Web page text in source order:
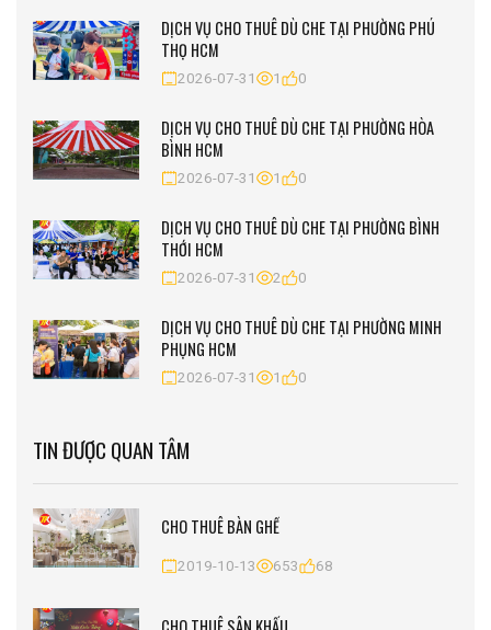
DỊCH VỤ CHO THUÊ DÙ CHE TẠI PHƯỜNG PHÚ
THỌ HCM
2026-07-31 1 0
DỊCH VỤ CHO THUÊ DÙ CHE TẠI PHƯỜNG HÒA
BÌNH HCM
2026-07-31 1 0
DỊCH VỤ CHO THUÊ DÙ CHE TẠI PHƯỜNG BÌNH
THỚI HCM
2026-07-31 2 0
DỊCH VỤ CHO THUÊ DÙ CHE TẠI PHƯỜNG MINH
PHỤNG HCM
2026-07-31 1 0
TIN ĐƯỢC QUAN TÂM
CHO THUÊ BÀN GHẾ
2019-10-13 653 68